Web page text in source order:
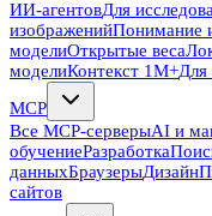
ИИ-агентовДля
изображенийПонимание
моделиОткрытые веса
моделиКонтекст 1M+Для
MCP
Все MCP-серверыAI и
обучениеРазработка
данныхБраузерыДизайн
сайтов